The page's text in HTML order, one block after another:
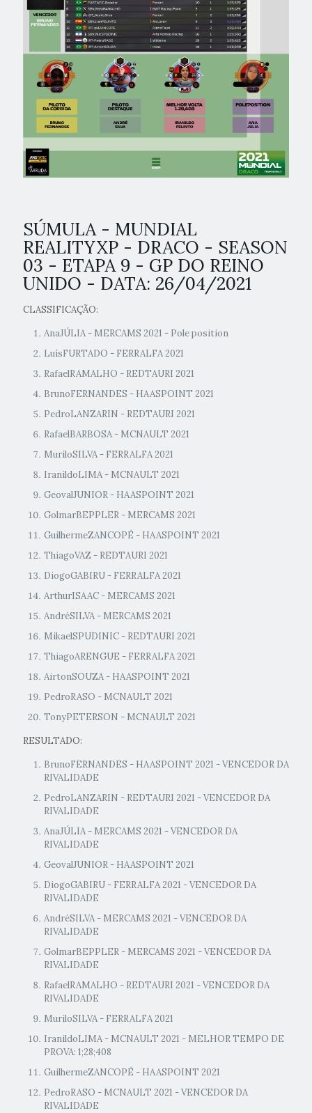
SÚMULA - MUNDIAL
REALITYXP - DRACO - SEASON
03 - ETAPA 9 - GP DO REINO
UNIDO - DATA: 26/04/2021
CLASSIFICAÇÃO:
AnaJÚLIA - MERCAMS 2021 - Pole position
LuísFURTADO - FERRALFA 2021
RafaelRAMALHO - REDTAURI 2021
BrunoFERNANDES - HAASPOINT 2021
PedroLANZARIN - REDTAURI 2021
RafaelBARBOSA - MCNAULT 2021
MuriloSILVA - FERRALFA 2021
IranildoLIMA - MCNAULT 2021
GeovalJUNIOR - HAASPOINT 2021
GolmarBEPPLER - MERCAMS 2021
GuilhermeZANCOPÉ - HAASPOINT 2021
ThiagoVAZ - REDTAURI 2021
DiogoGABIRU - FERRALFA 2021
ArthurISAAC - MERCAMS 2021
AndréSILVA - MERCAMS 2021
MikaelSPUDINIC - REDTAURI 2021
ThiagoARENGUE - FERRALFA 2021
AirtonSOUZA - HAASPOINT 2021
PedroRASO - MCNAULT 2021
TonyPETERSON - MCNAULT 2021
RESULTADO:
BrunoFERNANDES - HAASPOINT 2021 - VENCEDOR DA
RIVALIDADE
PedroLANZARIN - REDTAURI 2021 - VENCEDOR DA
RIVALIDADE
AnaJÚLIA - MERCAMS 2021 - VENCEDOR DA
RIVALIDADE
GeovalJUNIOR - HAASPOINT 2021
DiogoGABIRU - FERRALFA 2021 - VENCEDOR DA
RIVALIDADE
AndréSILVA - MERCAMS 2021 - VENCEDOR DA
RIVALIDADE
GolmarBEPPLER - MERCAMS 2021 - VENCEDOR DA
RIVALIDADE
RafaelRAMALHO - REDTAURI 2021 - VENCEDOR DA
RIVALIDADE
MuriloSILVA - FERRALFA 2021
IranildoLIMA - MCNAULT 2021 - MELHOR TEMPO DE
PROVA: 1;28;408
GuilhermeZANCOPÉ - HAASPOINT 2021
PedroRASO - MCNAULT 2021 - VENCEDOR DA
RIVALIDADE